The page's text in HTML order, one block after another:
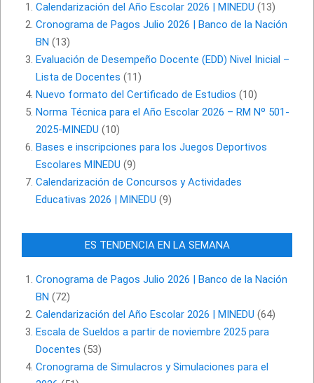
Calendarización del Año Escolar 2026 | MINEDU (13)
Cronograma de Pagos Julio 2026 | Banco de la Nación
BN (13)
Evaluación de Desempeño Docente (EDD) Nivel Inicial –
Lista de Docentes (11)
Nuevo formato del Certificado de Estudios (10)
Norma Técnica para el Año Escolar 2026 – RM Nº 501-
2025-MINEDU (10)
Bases e inscripciones para los Juegos Deportivos
Escolares MINEDU (9)
Calendarización de Concursos y Actividades
Educativas 2026 | MINEDU (9)
ES TENDENCIA EN LA SEMANA
Cronograma de Pagos Julio 2026 | Banco de la Nación
BN (72)
Calendarización del Año Escolar 2026 | MINEDU (64)
Escala de Sueldos a partir de noviembre 2025 para
Docentes (53)
Cronograma de Simulacros y Simulaciones para el